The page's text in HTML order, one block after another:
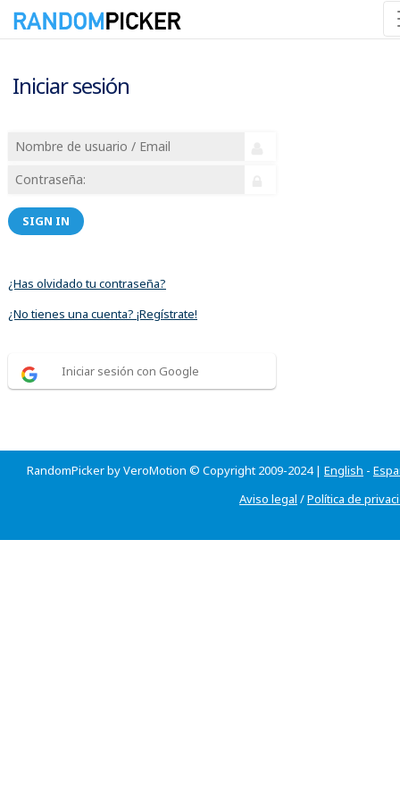
Iniciar sesión
SIGN IN
¿Has olvidado tu contraseña?
¿No tienes una cuenta? ¡Regístrate!
Iniciar sesión con Google
RandomPicker by VeroMotion © Copyright 2009-2024 | English -
Aviso legal /Política de